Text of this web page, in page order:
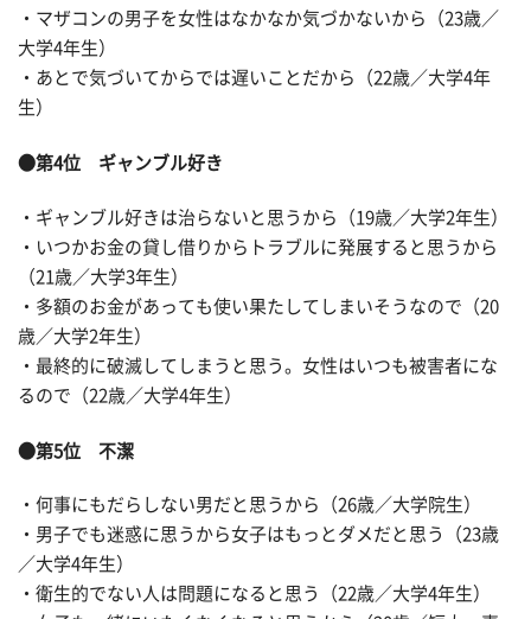
・マザコンの男子を女性はなかなか気づかないから（23歳／
大学4年生）
・あとで気づいてからでは遅いことだから（22歳／大学4年
生）
●第4位 ギャンブル好き
・ギャンブル好きは治らないと思うから（19歳／大学2年生）
・いつかお金の貸し借りからトラブルに発展すると思うから
（21歳／大学3年生）
・多額のお金があっても使い果たしてしまいそうなので（20
歳／大学2年生）
・最終的に破滅してしまうと思う。女性はいつも被害者にな
るので（22歳／大学4年生）
●第5位 不潔
・何事にもだらしない男だと思うから（26歳／大学院生）
・男子でも迷惑に思うから女子はもっとダメだと思う（23歳
／大学4年生）
・衛生的でない人は問題になると思う（22歳／大学4年生）